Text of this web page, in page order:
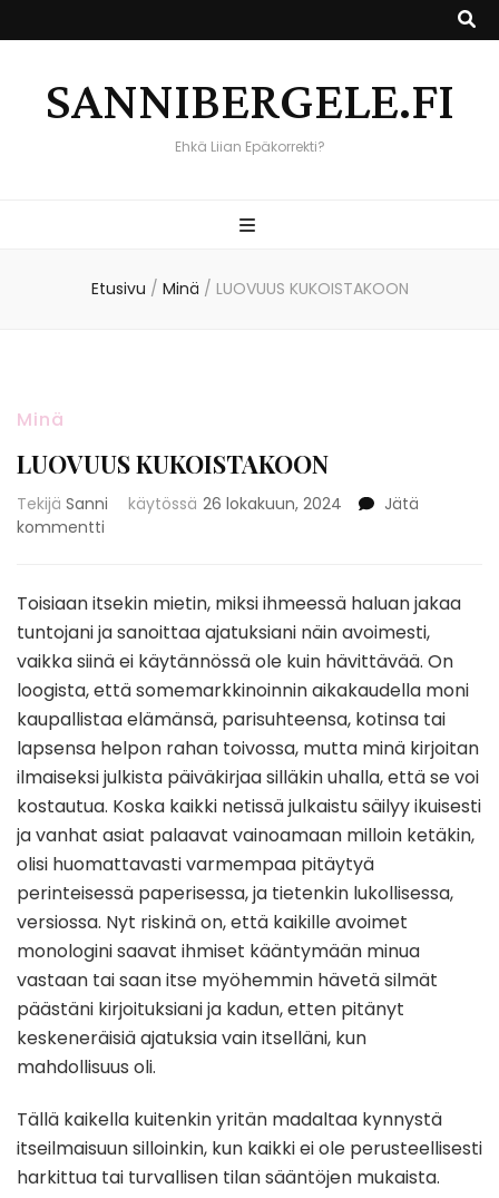
SANNIBERGELE.FI
Ehkä Liian Epäkorrekti?
Etusivu / Minä / LUOVUUS KUKOISTAKOON
Minä
LUOVUUS KUKOISTAKOON
Tekijä Sanni käytössä 26 lokakuun, 2024
Jätä
kommentti
Toisiaan itsekin mietin, miksi ihmeessä haluan jakaa
tuntojani ja sanoittaa ajatuksiani näin avoimesti,
vaikka siinä ei käytännössä ole kuin hävittävää. On
loogista, että somemarkkinoinnin aikakaudella moni
kaupallistaa elämänsä, parisuhteensa, kotinsa tai
lapsensa helpon rahan toivossa, mutta minä kirjoitan
ilmaiseksi julkista päiväkirjaa silläkin uhalla, että se voi
kostautua. Koska kaikki netissä julkaistu säilyy ikuisesti
ja vanhat asiat palaavat vainoamaan milloin ketäkin,
olisi huomattavasti varmempaa pitäytyä
perinteisessä paperisessa, ja tietenkin lukollisessa,
versiossa. Nyt riskinä on, että kaikille avoimet
monologini saavat ihmiset kääntymään minua
vastaan tai saan itse myöhemmin hävetä silmät
päästäni kirjoituksiani ja kadun, etten pitänyt
keskeneräisiä ajatuksia vain itselläni, kun
mahdollisuus oli.
Tällä kaikella kuitenkin yritän madaltaa kynnystä
itseilmaisuun silloinkin, kun kaikki ei ole perusteellisesti
harkittua tai turvallisen tilan sääntöjen mukaista.